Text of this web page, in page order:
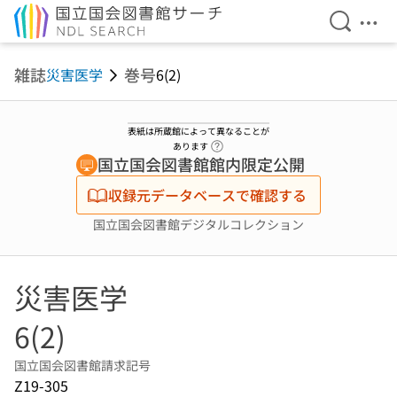
検索を
メ
雑誌災害医学 巻号6(2)
表紙は所蔵館によって異なることが
あります
国立国会図書館館内限定公開
収録元データベースで確認する
国立国会図書館デジタルコレクション
災害医学
6(2)
国立国会図書館請求記号
Z19-305